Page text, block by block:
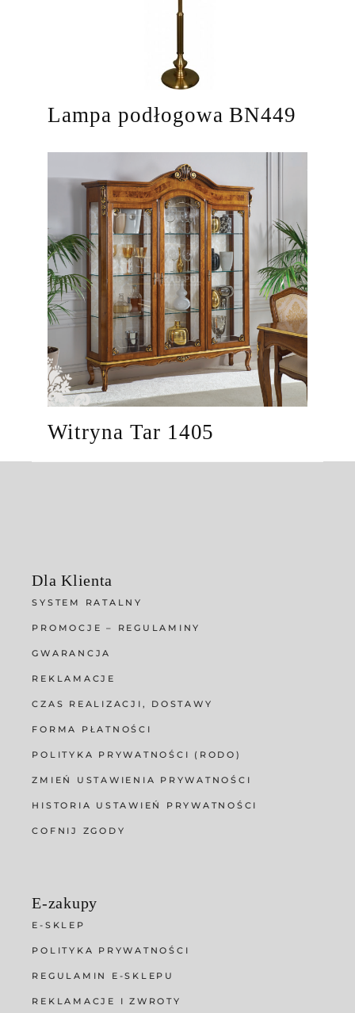
Lampa podłogowa BN449
Witryna Tar 1405
Dla Klienta
SYSTEM RATALNY
PROMOCJE – REGULAMINY
GWARANCJA
REKLAMACJE
CZAS REALIZACJI, DOSTAWY
FORMA PŁATNOŚCI
POLITYKA PRYWATNOŚCI (RODO)
ZMIEŃ USTAWIENIA PRYWATNOŚCI
HISTORIA USTAWIEŃ PRYWATNOŚCI
COFNIJ ZGODY
E-zakupy
E-SKLEP
POLITYKA PRYWATNOŚCI
REGULAMIN E-SKLEPU
REKLAMACJE I ZWROTY